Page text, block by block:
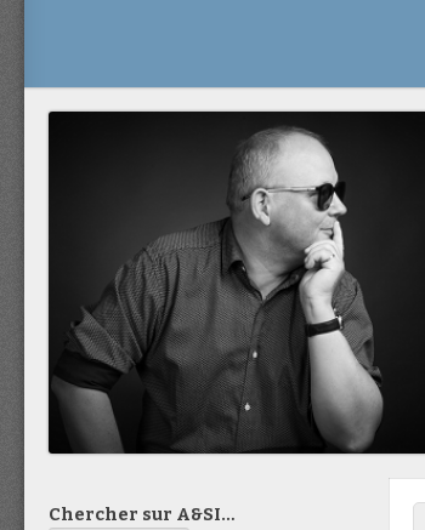
Chercher sur A&SI…